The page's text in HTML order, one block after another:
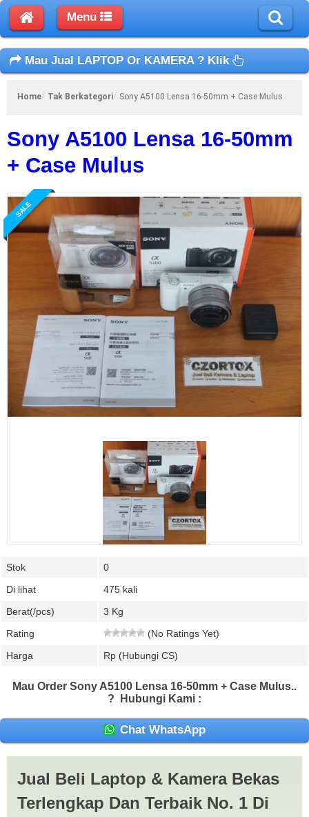
Menu
Mau Jual LAPTOP Or KAMERA ? Klik
Home Tak Berkategori Sony A5100 Lensa 16-50mm + Case Mulus
Sony A5100 Lensa 16-50mm
+ Case Mulus
SALE
Stok
0
Di lihat
475 kali
Berat(/pcs)
3 Kg
Rating
(No Ratings Yet)
Harga
Rp (Hubungi CS)
Mau Order Sony A5100 Lensa 16-50mm + Case Mulus..
?
Hubungi Kami :
Chat WhatsApp
Jual Beli Laptop & Kamera Bekas
Terlengkap Dan Terbaik No. 1 Di